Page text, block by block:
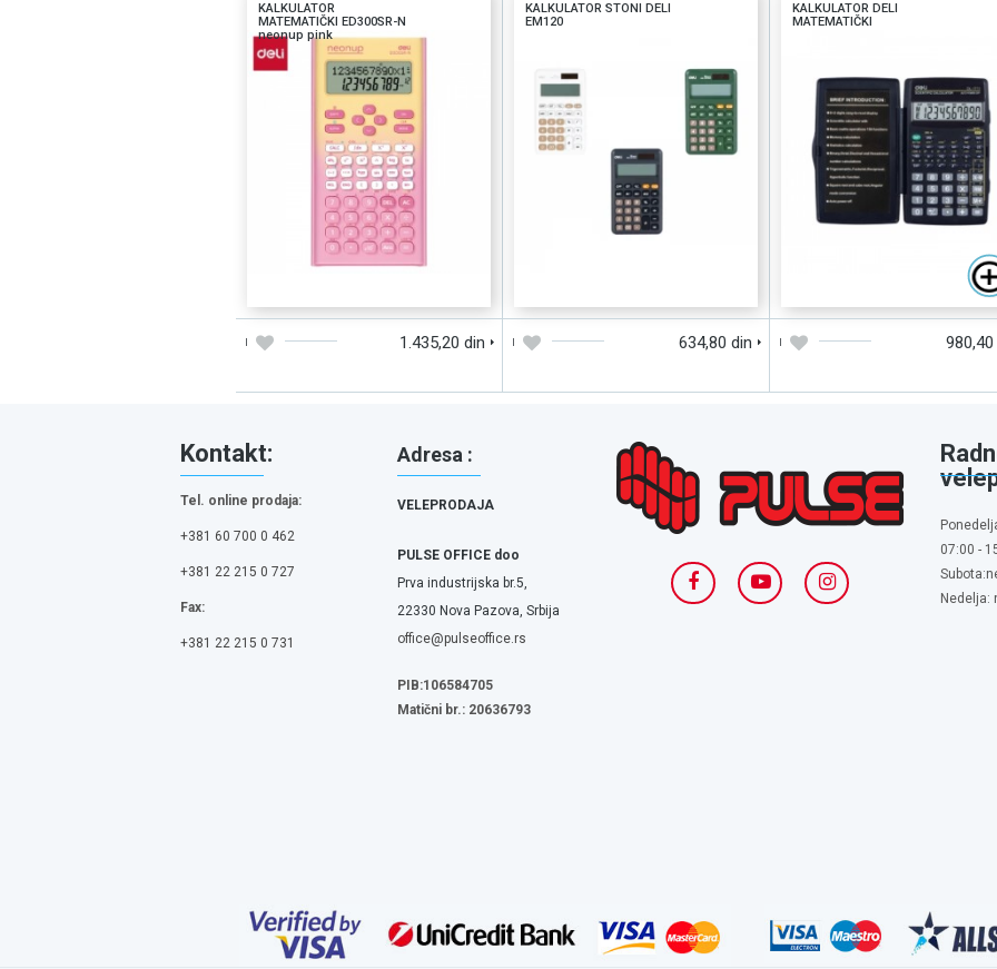
KALKULATOR
MATEMATIČKI ED300SR-N
neonup pink
1.435,20 din
KALKULATOR STONI DELI
EM120
634,80 din
KALKULATOR DELI
MATEMATIČKI
BRZI
980,40
Kontakt:
Tel. online prodaja:
+381 60 700 0 462
+381 22 215 0 727
Fax:
+381 22 215 0 731
Adresa :
VELEPRODAJA
PULSE OFFICE doo
Prva industrijska br.5,
22330 Nova Pazova, Srbija
office@pulseoffice.rs
PIB:106584705
Matični br.: 20636793
07:00 -
Nedelja: